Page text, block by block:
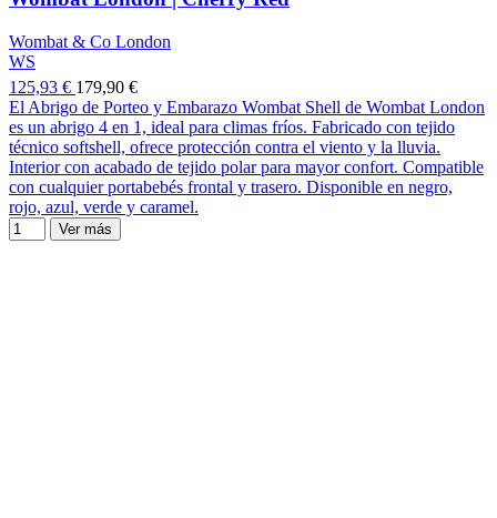
Wombat & Co London
WS
125,93 € 179,90 €
El Abrigo de Porteo y Embarazo Wombat Shell de Wombat London
es un abrigo 4 en 1, ideal para climas fríos. Fabricado con tejido
técnico softshell, ofrece protección contra el viento y la lluvia.
Interior con acabado de tejido polar para mayor confort. Compatible
con cualquier portabebés frontal y trasero. Disponible en negro,
rojo, azul, verde y caramel.
Ver más